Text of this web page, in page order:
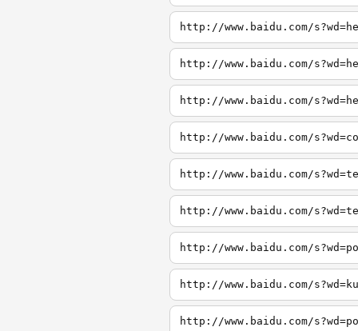
http://www.baidu.com/
http://www.baidu.com/
http://www.baidu.com/
http://www.baidu.com/
http://www.baidu.com/
http://www.baidu.com/
http://www.baidu.com/
http://www.baidu.com/
http://www.baidu.com/